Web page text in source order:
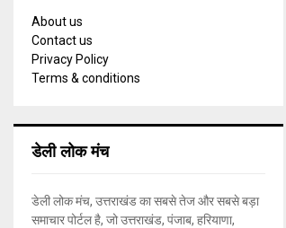
About us
Contact us
Privacy Policy
Terms & conditions
डेली लोक मंच
डेली लोक मंच, उत्तराखंड का सबसे तेज और सबसे बड़ा
समाचार पोर्टल है, जो उत्तराखंड, पंजाब, हरियाणा,